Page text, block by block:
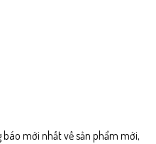
mới nhất về sản phẩm mới,